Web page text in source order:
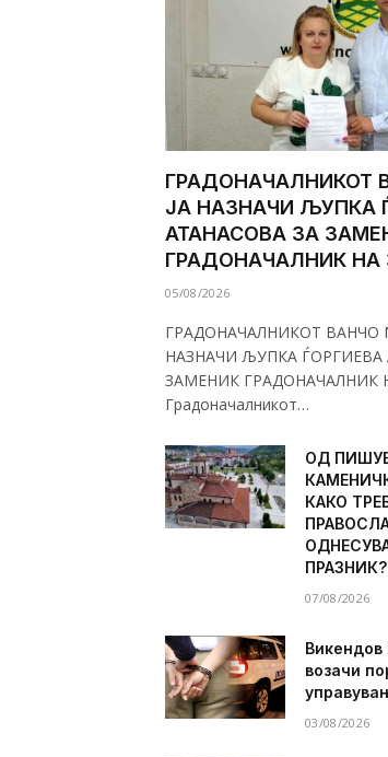
ГРАДОНАЧАЛНИКОТ
ЈА НАЗНАЧИ ЉУПКА
АТАНАСОВА ЗА
ГРАДОНАЧАЛНИК НА
05/08/2026
ГРАДОНАЧАЛНИКОТ ВАНЧО
НАЗНАЧИ ЉУПКА ЃОРГИЕВА
ЗАМЕНИК ГРАДОНАЧАЛНИК
Градоначалникот…
ОД
КАКО
ПРАЗНИК?
07/08/2026
Викендов
возачи
03/08/2026